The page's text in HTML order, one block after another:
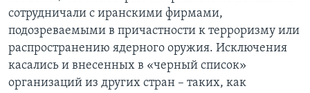
сотрудничали с иранскими фирмами,
подозреваемыми в причастности к терроризму или
распространению ядерного оружия. Исключения
касались и внесенных в «черный список»
организаций из других стран – таких, как